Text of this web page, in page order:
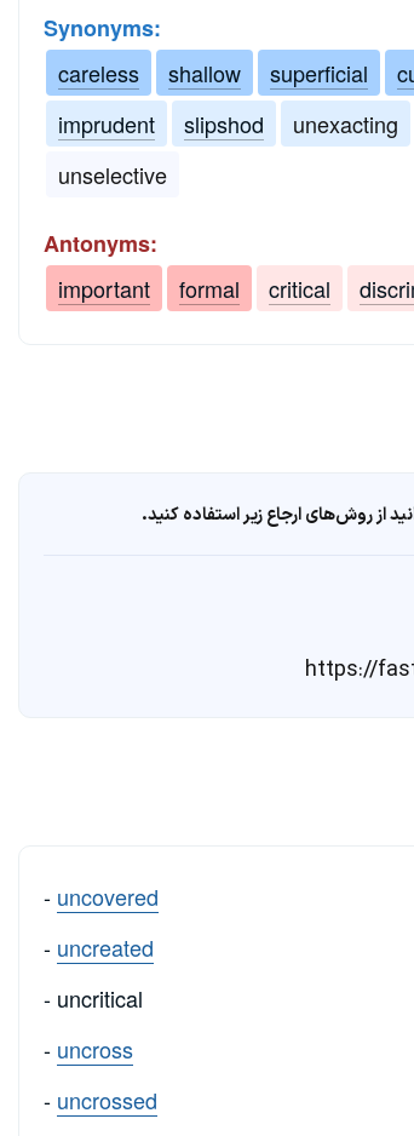
Synonyms:
careless
shallow superficial
imprudent
slipshod unexacting
unselective
Antonyms:
important
formal critical
از روش‌های ارجاع زیر استفاده کنید.
- uncovered
- uncreated
- uncritical
- uncross
- uncrossed